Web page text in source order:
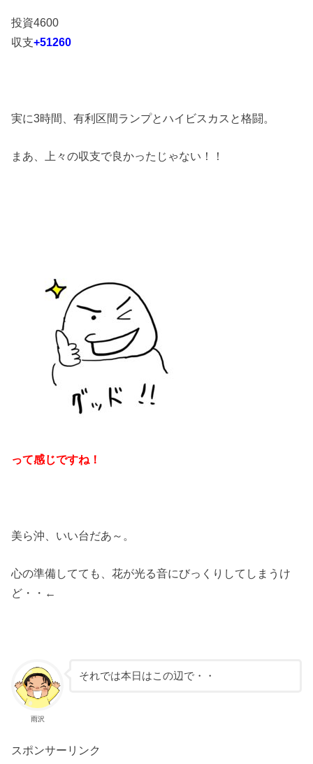
投資4600
収支+51260
実に3時間、有利区間ランプとハイビスカスと格闘。
まあ、上々の収支で良かったじゃない！！
って感じですね！
美ら沖、いい台だあ～。
心の準備してても、花が光る音にびっくりしてしまうけ
ど・・←
雨沢
それでは本日はこの辺で・・
スポンサーリンク